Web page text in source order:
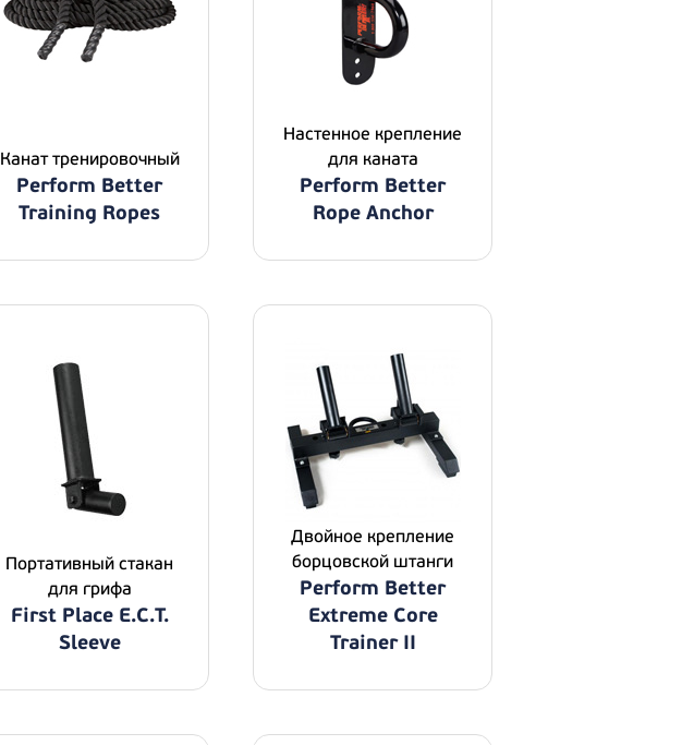
Канат тренировочный
Perform Better
Training Ropes
Настенное крепление
для каната
Perform Better
Rope Anchor
Портативный стакан
для грифа
First Place E.C.T.
Sleeve
Двойное крепление
борцовской штанги
Perform Better
Extreme Core
Trainer II